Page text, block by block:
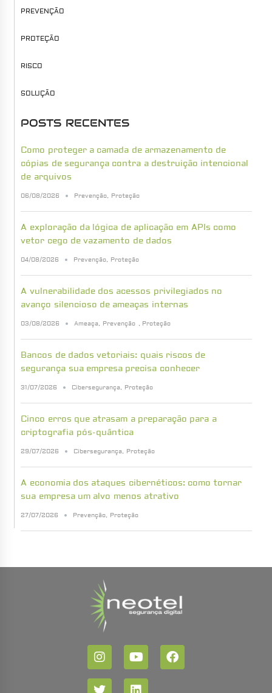
PREVENÇÃO
PROTEÇÃO
RISCO
SOLUÇÃO
POSTS RECENTES
Como proteger a camada de armazenamento de
cópias de segurança contra a destruição intencional
de arquivos
06/08/2026 Prevenção, Proteção
A exploração da lógica de aplicação em APIs como
vetor cego de vazamento de dados
04/08/2026 Prevenção, Proteção
A vulnerabilidade dos acessos privilegiados no
avanço silencioso de ameaças internas
03/08/2026 Ameaça, Prevenção , Proteção
Bancos de dados vetoriais: quais riscos de
segurança sua empresa precisa conhecer
31/07/2026 Cibersegurança, Proteção
Cinco erros que atrasam a preparação para a
criptografia pós-quântica
29/07/2026 Cibersegurança, Proteção
A economia dos ataques cibernéticos: como tornar
sua empresa um alvo menos atrativo
27/07/2026 Prevenção, Proteção